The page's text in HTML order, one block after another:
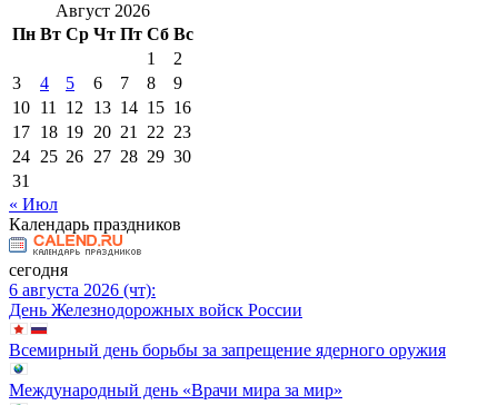
Август 2026
Пн Вт Ср Чт Пт Сб Вс
1
2
3
4 5 6 7 8
9
10 11 12 13 14 15 16
17 18 19 20 21 22 23
24 25 26 27 28 29 30
31
« Июл
Календарь праздников
сегодня
6 августа 2026 (чт):
День Железнодорожных войск России
Всемирный день борьбы за запрещение ядерного оружия
Международный день «Врачи мира за мир»